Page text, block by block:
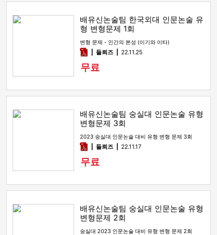
배유신논술팀 한국외대 인문논술 유
형 변형문제 1회
변형 문제 - 인간의 본성 (이기와 이타)
pdf들뢰즈 22.11.25
무료
배유신논술팀 숭실대 인문논술 유형
변형문제 3회
2023 숭실대 인문논술 대비 유형 변형 문제 3회
pdf들뢰즈 22.11.17
무료
배유신논술팀 숭실대 인문논술 유형
변형문제 2회
숭실대 2023 인문논술 대비 유형 변형 문제 2회